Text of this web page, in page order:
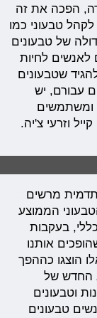
הפכה את זה
טבעוני כמו
של טבעונים
לאנשים לחיות
שטבעונים
עבורם, יש
ומשתמשים
וזרעי צ'יה.
תדמית מרשים
הממוצע
בעקבות
אותנו
הוצגו כההפך
החדש של
וטבעונים
טבעונים